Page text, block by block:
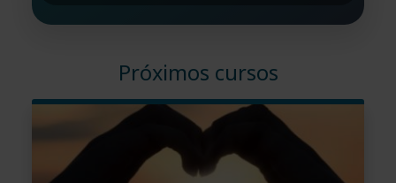
Próximos cursos